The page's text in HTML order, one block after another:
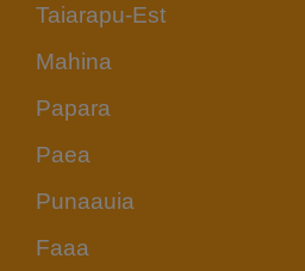
Taiarapu-Est
Mahina
Papara
Paea
Punaauia
Faaa